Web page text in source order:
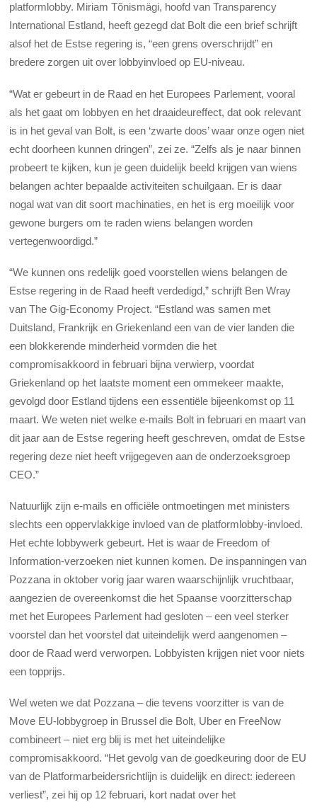
platformlobby. Miriam Tõnismägi, hoofd van Transparency
International Estland, heeft gezegd dat Bolt die een brief schrijft
alsof het de Estse regering is, “een grens overschrijdt” en
bredere zorgen uit over lobbyinvloed op EU-niveau.
“Wat er gebeurt in de Raad en het Europees Parlement, vooral
als het gaat om lobbyen en het draaideureffect, dat ook relevant
is in het geval van Bolt, is een ‘zwarte doos’ waar onze ogen niet
echt doorheen kunnen dringen”, zei ze. “Zelfs als je naar binnen
probeert te kijken, kun je geen duidelijk beeld krijgen van wiens
belangen achter bepaalde activiteiten schuilgaan. Er is daar
nogal wat van dit soort machinaties, en het is erg moeilijk voor
gewone burgers om te raden wiens belangen worden
vertegenwoordigd.”
“We kunnen ons redelijk goed voorstellen wiens belangen de
Estse regering in de Raad heeft verdedigd,” schrijft Ben Wray
van The Gig-Economy Project. “Estland was samen met
Duitsland, Frankrijk en Griekenland een van de vier landen die
een blokkerende minderheid vormden die het
compromisakkoord in februari bijna verwierp, voordat
Griekenland op het laatste moment een ommekeer maakte,
gevolgd door Estland tijdens een essentiële bijeenkomst op 11
maart. We weten niet welke e-mails Bolt in februari en maart van
dit jaar aan de Estse regering heeft geschreven, omdat de Estse
regering deze niet heeft vrijgegeven aan de onderzoeksgroep
CEO.”
Natuurlijk zijn e-mails en officiële ontmoetingen met ministers
slechts een oppervlakkige invloed van de platformlobby-invloed.
Het echte lobbywerk gebeurt. Het is waar de Freedom of
Information-verzoeken niet kunnen komen. De inspanningen van
Pozzana in oktober vorig jaar waren waarschijnlijk vruchtbaar,
aangezien de overeenkomst die het Spaanse voorzitterschap
met het Europees Parlement had gesloten – een veel sterker
voorstel dan het voorstel dat uiteindelijk werd aangenomen –
door de Raad werd verworpen. Lobbyisten krijgen niet voor niets
een topprijs.
Wel weten we dat Pozzana – die tevens voorzitter is van de
Move EU-lobbygroep in Brussel die Bolt, Uber en FreeNow
combineert – niet erg blij is met het uiteindelijke
compromisakkoord. “Het gevolg van de goedkeuring door de EU
van de Platformarbeidersrichtlijn is duidelijk en direct: iedereen
verliest”, zei hij op 12 februari, kort nadat over het